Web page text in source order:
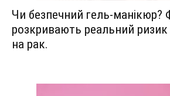
Чи безпечний гель-манікюр?
розкривають реальний
на рак.